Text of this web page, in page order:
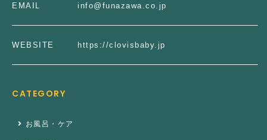
EMAIL info@funazawa.co.jp
WEBSITE https://clovisbaby.jp
CATEGORY
お風呂・ケア